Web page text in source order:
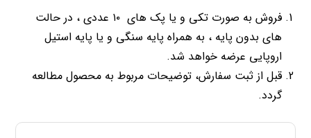
فروش به صورت تکی و یا پک های ۱۰ عددی ، در حالت
های بدون پایه ، به همراه پایه سنگی و یا پایه استیل
اروپایی عرضه خواهد شد.
قبل از ثبت سفارش، توضیحات مربوط به محصول مطالعه
گردد.